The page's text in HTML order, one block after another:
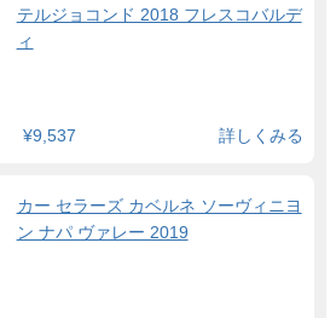
テルジョコンド 2018 フレスコバルデ
ィ
¥9,537 詳しくみる
カー セラーズ カベルネ ソーヴィニヨ
ン ナパ ヴァレー 2019